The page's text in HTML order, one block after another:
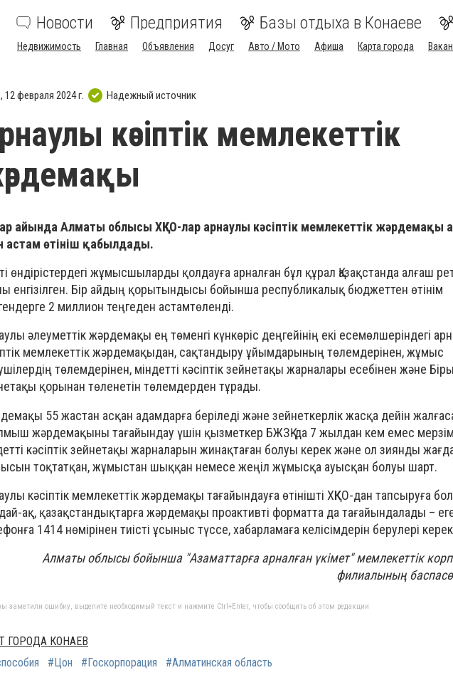
Новости Предприятия Базы отдыха в Конаеве
Недвижимость Главная Объявления Досуг Авто / Мото Афиша Карта города
12 февраля 2024 г. Надежный источник
кәсіптік мемлекеттік
айында Алматы облысы ХҚКО-лар арнаулы кәсіптік мемлекеттік жәрдемақы
астам өтініш қабылдады.
өндірістердегі жұмысшыларды қолдауға арналған бұл құрал Қазақстанда алғаш
енгізілген. Бір айдың қорытындысы бойынша республикалық бюджеттен өтінім
2 миллион теңгеден астамтөленді.
әлеуметтік жәрдемақы ең төменгі күнкөріс деңгейінің екі есемөлшеріндегі
мемлекеттік жәрдемақыдан, сақтандыру ұйымдарының төлемдерінен, жұмыс
төлемдерінен, міндетті кәсіптік зейнетақы жарналары есебінен және
қорынан төленетін төлемдерден тұрады.
55 жастан асқан адамдарға беріледі және зейнеткерлік жасқа дейін
жәрдемақыны тағайындау үшін қызметкер БЖЗҚ-да 7 жылдан кем емес
кәсіптік зейнетақы жарналарын жинақтаған болуы керек және ол зиянды
тоқтатқан, жұмыстан шыққан немесе жеңіл жұмысқа ауысқан болуы шарт.
кәсіптік мемлекеттік жәрдемақы тағайындауға өтінішті ХҚКО-дан тапсыруға
ақ, қазақстандықтарға жәрдемақы проактивті форматта да тағайындалады –
1414 нөмірінен тиісті ұсыныс түссе, хабарламаға келісімдерін берулері
Алматы облысы бойынша "Азаматтарға арналған үкімет" мемлекеттік
филиалының
заметили ошибку, выделите необходимый текст и нажмите Ctrl+Enter, чтобы сообщить об этом редакции
ГОРОДА КОНАЕВ
#Цон #Госкорпорация #Алматинская область